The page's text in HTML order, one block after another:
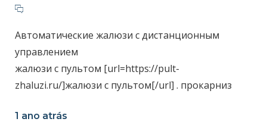
Автоматические жалюзи с дистанционным
управлением
жалюзи с пультом [url=https://pult-
zhaluzi.ru/]жалюзи с пультом[/url] . прокарниз
1 ano atrás